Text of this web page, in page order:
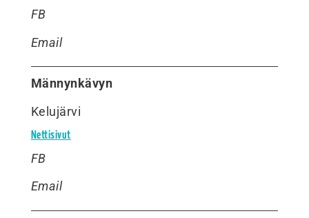
FB
Email
Männynkävyn
Kelujärvi
Nettisivut
FB
Email